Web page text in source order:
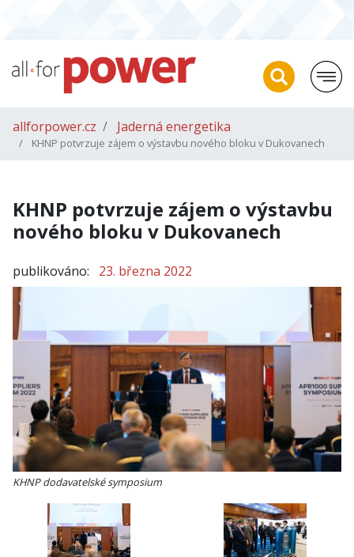
allforpower.cz Jaderná energetika
KHNP potvrzuje zájem o výstavbu nového bloku v Dukovanech
KHNP potvrzuje zájem o výstavbu
nového bloku v Dukovanech
publikováno: 23. března 2022
KHNP dodavatelské symposium